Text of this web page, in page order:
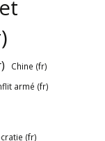
Chine (fr)
armé (fr)
(fr)